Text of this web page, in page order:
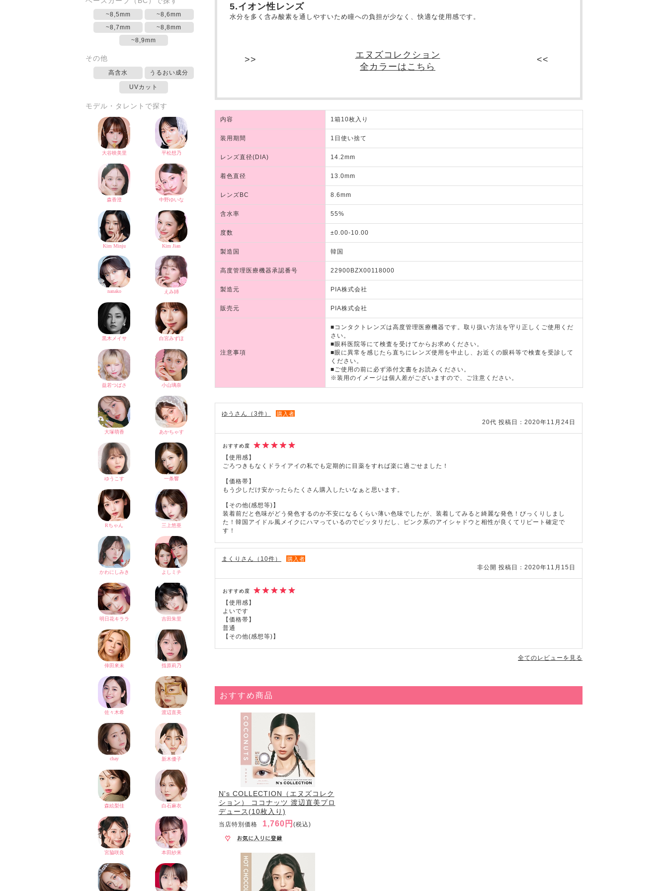
~8,5mm
~8,6mm
~8,7mm
~8,8mm
~8,9mm
その他
高含水 うるおい成分
UVカット
モデル・タレントで探す
5.イオン性レンズ
水分を多く含み酸素を通しやすいため瞳への負担が少なく、快適な使用感です。
エヌズコレクション
全カラーはこちら
内容 1箱10枚入り
装用期間 1日使い捨て
レンズ直径(DIA) 14.2mm
着色直径 13.0mm
レンズBC 8.6mm
含水率 55%
度数 ±0.00-10.00
製造国 韓国
高度管理医療機器承認番号 22900BZX00118000
製造元 PIA株式会社
販売元 PIA株式会社
注意事項
■コンタクトレンズは高度管理医療機器です。取り扱い方法を守り正しくご使用くだ
さい。
■眼科医院等にて検査を受けてからお求めください。
■眼に異常を感じたら直ちにレンズ使用を中止し、お近くの眼科等で検査を受診して
ください。
■ご使用の前に必ず添付文書をお読みください。
※装用のイメージは個人差がございますので、ご注意ください。
ゆうさん（3件） 購入者
20代 投稿日：2020年11月24日
おすすめ度
【使用感】
ごろつきもなくドライアイの私でも定期的に目薬をすれば楽に過ごせました！
【価格帯】
もう少しだけ安かったらたくさん購入したいなぁと思います。
【その他(感想等)】
装着前だと色味がどう発色するのか不安になるくらい薄い色味でしたが、装着してみると綺麗な発色！びっくりしまし
た！韓国アイドル風メイクにハマっているのでピッタリだし、ピンク系のアイシャドウと相性が良くてリピート確定で
す！
まくりさん（10件） 購入者
非公開 投稿日：2020年11月15日
おすすめ度
【使用感】
よいです
【価格帯】
普通
【その他(感想等)】
全てのレビューを見る
おすすめ商品
N's COLLECTION（エヌズコレク
ション） ココナッツ 渡辺直美プロ
デュース(10枚入り)
当店特別価格 1,760円 (税込)